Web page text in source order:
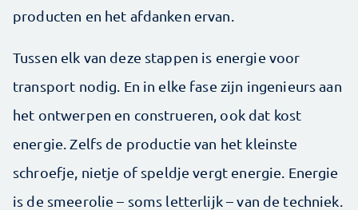
producten en het afdanken ervan.
Tussen elk van deze stappen is energie voor
transport nodig. En in elke fase zijn ingenieurs aan
het ontwerpen en construeren, ook dat kost
energie. Zelfs de productie van het kleinste
schroefje, nietje of speldje vergt energie. Energie
is de smeerolie – soms letterlijk – van de techniek.